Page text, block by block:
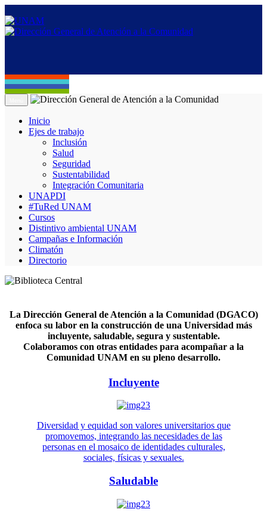
Inicio
Ejes de trabajo
Inclusión
Salud
Seguridad
Sustentabilidad
Integración Comunitaria
UNAPDI
#TuRed UNAM
Cursos
Distintivo ambiental UNAM
Campañas e Información
Climatón
Directorio
La Dirección General de Atención a la Comunidad (DGACO)
enfoca su labor en la construcción de una Universidad más
incluyente, saludable, segura y sustentable.
Colaboramos con otras entidades para acompañar a la
Comunidad UNAM en su pleno desarrollo.
Incluyente
Diversidad y equidad son valores universitarios que
promovemos, integrando las necesidades de las
personas en el mosaico de identidades culturales,
sociales, físicas y sexuales.
Saludable